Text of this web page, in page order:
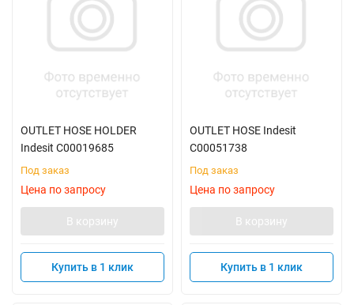
OUTLET HOSE HOLDER
Indesit C00019685
Под заказ
Цена по запросу
В корзину
Купить в 1 клик
OUTLET HOSE Indesit
C00051738
Под заказ
Цена по запросу
В корзину
Купить в 1 клик